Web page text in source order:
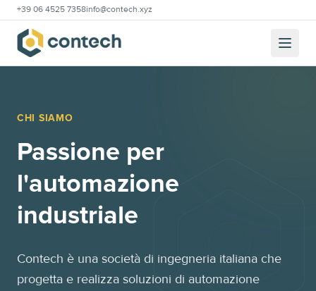
+39 06 4525 7358info@contech.xyz
CHI SIAMO
Passione per
l'automazione
industriale
Contech è una società di ingegneria italiana che
progetta e realizza soluzioni di automazione